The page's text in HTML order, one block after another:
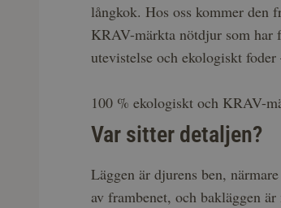
långkok. Hos oss kommer den
KRAV-märkta nötdjur som
utevistelse och ekologiskt
100 % ekologiskt och KRAV-
Var sitter detaljen?
Läggen är djurens ben,
av frambenet, och bakläggen